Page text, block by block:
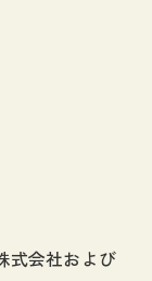
式会社および